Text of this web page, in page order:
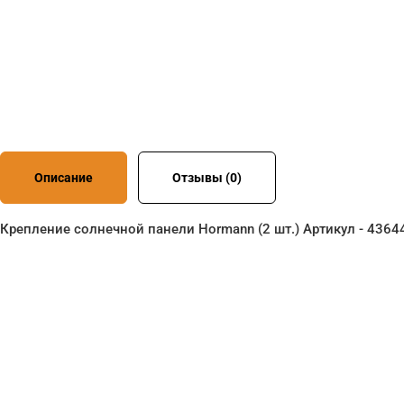
Описание Отзывы (0)
Крепление солнечной панели Hormann (2 шт.) Артикул -